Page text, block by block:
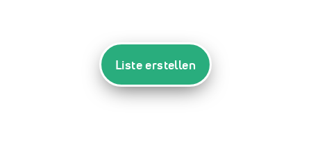
Liste erstellen